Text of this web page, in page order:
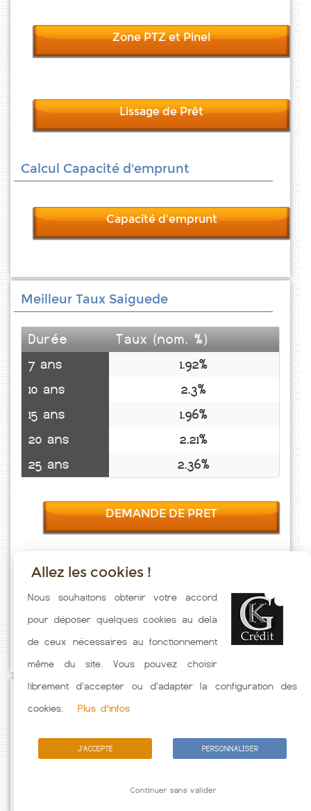
Zone PTZ et Pinel
Lissage de Prêt
Calcul Capacité d'emprunt
Capacité d'emprunt
Meilleur Taux Saiguede
Durée
Taux (nom. %)
7 ans
1.92%
10 ans
2.3%
15 ans
1.96%
20 ans
2.21%
25 ans
2.36%
DEMANDE DE PRET
Taux emprunt actualisés (Saiguede) toutes les semaines. Taux
Immobilier pratiqués par nos partenaires bancaires. Meilleur Taux
hors assurance. Taux crédit immobilier indicatif fonction des
caractéristiques de l'emprunteur.
Allez les cookies !
Nous souhaitons obtenir votre accord
pour déposer quelques cookies au delà
de ceux nécessaires au fonctionnement
même du site. Vous pouvez choisir
librement d'accepter ou d'adapter la configuration des
cookies.
Plus d'infos
J'ACCEPTE PERSONNALISER
Continuer sans valider